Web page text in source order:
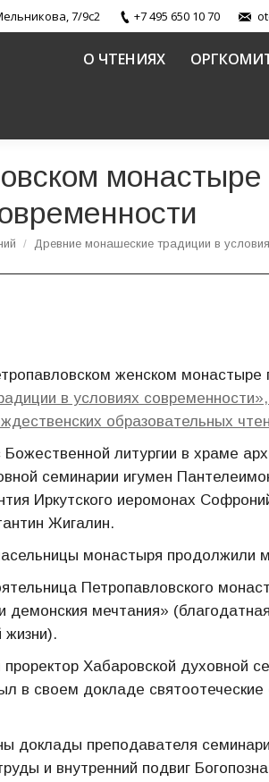
7/9с2 +7 495 650 10 70
О ЧТЕНИЯХ
Древние монашеские традиции в
женском монастыре
в условиях
образовательных
литургии в храме
семинарии игумен
Иркутского иеромонах
Жигалин.
монастыря продолжили
Петропавловского
демонския мечтания»
жизни).
Хабаровской духовной
в своем докладе
доклады преподавателя
и внутренний подвиг